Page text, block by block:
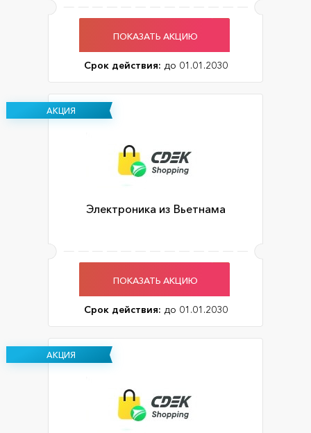
ПОКАЗАТЬ АКЦИЮ
Срок действия: до 01.01.2030
АКЦИЯ
Электроника из Вьетнама
ПОКАЗАТЬ АКЦИЮ
Срок действия: до 01.01.2030
АКЦИЯ